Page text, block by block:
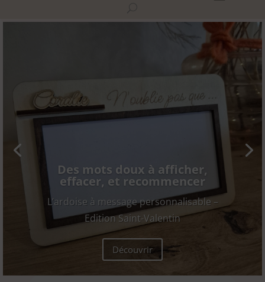
Des mots doux à afficher,
effacer, et recommencer
L’ardoise à message personnalisable –
Edition Saint-Valentin
Découvrir